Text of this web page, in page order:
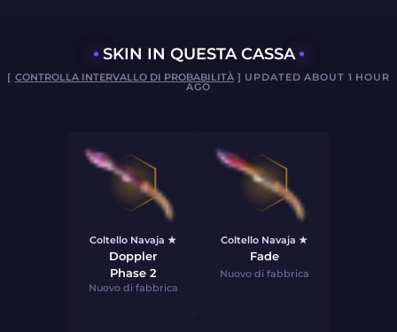
SKIN IN QUESTA CASSA
[ CONTROLLA INTERVALLO DI PROBABILITÀ] UPDATED ABOUT 1 HOUR
AGO
Coltello Navaja ★
Doppler
Phase 2
Nuovo di fabbrica
Coltello Navaja ★
Fade
Nuovo di fabbrica